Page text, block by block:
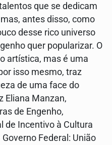
que se dedicam
antes disso, como
desse rico universo
quer popularizar. O
artística, mas é uma
isso mesmo, traz
de uma face do
Eliana Manzan,
de Engenho,
de Incentivo à Cultura
Federal: União